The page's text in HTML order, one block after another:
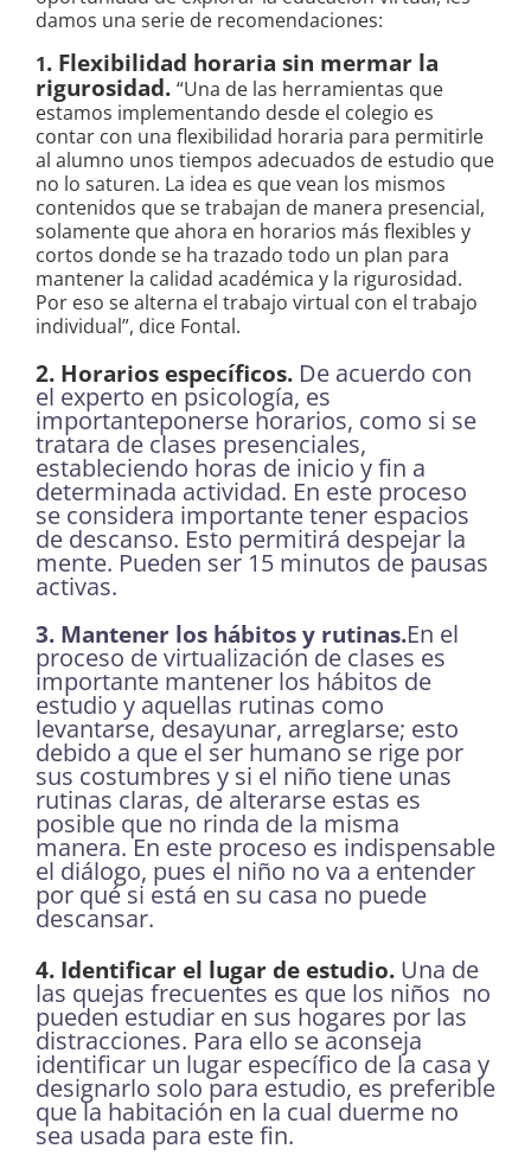
damos una serie de recomendaciones:
1. Flexibilidad horaria sin mermar la
rigurosidad. “Una de las herramientas que
estamos implementando desde el colegio es
contar con una flexibilidad horaria para permitirle
al alumno unos tiempos adecuados de estudio que
no lo saturen. La idea es que vean los mismos
contenidos que se trabajan de manera presencial,
solamente que ahora en horarios más flexibles y
cortos donde se ha trazado todo un plan para
mantener la calidad académica y la rigurosidad.
Por eso se alterna el trabajo virtual con el trabajo
individual”, dice Fontal.
2. Horarios específicos. De acuerdo con
el experto en psicología, es
importanteponerse horarios, como si se
tratara de clases presenciales,
estableciendo horas de inicio y fin a
determinada actividad. En este proceso
se considera importante tener espacios
de descanso. Esto permitirá despejar la
mente. Pueden ser 15 minutos de pausas
activas.
3. Mantener los hábitos y rutinas.En el
proceso de virtualización de clases es
importante mantener los hábitos de
estudio y aquellas rutinas como
levantarse, desayunar, arreglarse; esto
debido a que el ser humano se rige por
sus costumbres y si el niño tiene unas
rutinas claras, de alterarse estas es
posible que no rinda de la misma
manera. En este proceso es indispensable
el diálogo, pues el niño no va a entender
por qué si está en su casa no puede
descansar.
4. Identificar el lugar de estudio. Una de
las quejas frecuentes es que los niños no
pueden estudiar en sus hogares por las
distracciones. Para ello se aconseja
identificar un lugar específico de la casa y
designarlo solo para estudio, es preferible
que la habitación en la cual duerme no
sea usada para este fin.